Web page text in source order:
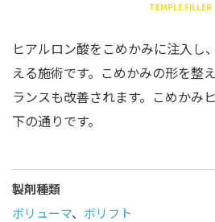
TEMPLE FILLER
ヒアルロン酸をこめかみに注入し
える施術です。こめかみの形を整
ランスも改善されます。こめかみ
下の通りです。
製剤種類
ボリューマ、 ボリフト